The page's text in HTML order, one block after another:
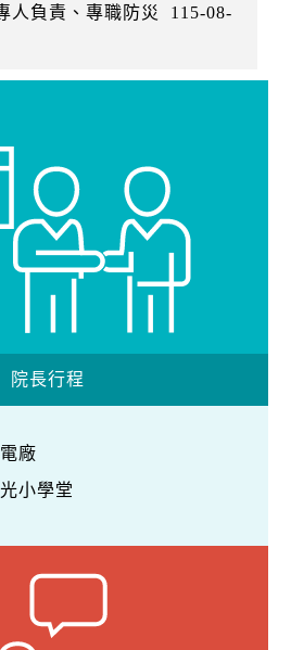
人負責、專職防災
115-08-
院長行程
廠
小學堂